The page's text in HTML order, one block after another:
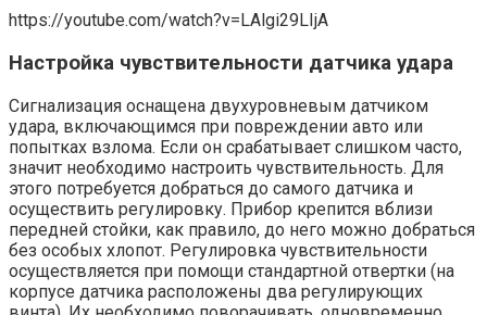
https://youtube.com/watch?v=LAlgi29LIjA
Настройка чувствительности датчика удара
Сигнализация оснащена двухуровневым датчиком
удара, включающимся при повреждении авто или
попытках взлома. Если он срабатывает слишком часто,
значит необходимо настроить чувствительность. Для
этого потребуется добраться до самого датчика и
осуществить регулировку. Прибор крепится вблизи
передней стойки, как правило, до него можно добраться
без особых хлопот. Регулировка чувствительности
осуществляется при помощи стандартной отвертки (на
корпусе датчика расположены два регулирующих